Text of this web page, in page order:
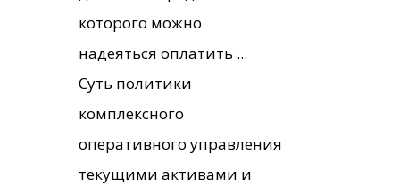
которого можно
надеяться оплатить ...
Суть политики
комплексного
оперативного управления
текущими активами и